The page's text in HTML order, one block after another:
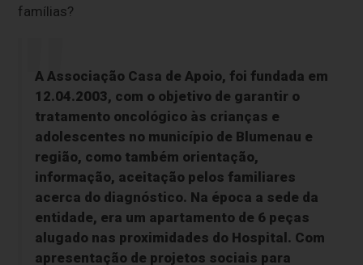
famílias?
A Associação Casa de Apoio, foi fundada em
12.04.2003, com o objetivo de garantir o
tratamento oncológico às crianças e
adolescentes no município de Blumenau e
região, como também orientação,
informação, aceitação pelos familiares
acerca do diagnóstico. Na época a sede da
entidade, era um apartamento de 6 peças
alugado nas proximidades do Hospital. Com
apresentação de projetos sociais para